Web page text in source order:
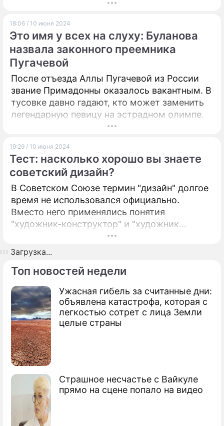
Топ новостей недели
Ужасная гибель за считанные дни:
объявлена катастрофа, которая с
легкостью сотрет с лица Земли
целые страны
Страшное несчастье с Вайкуле
прямо на сцене попало на видео
18:06 / 10 июня 2024
Это имя у всех на слуху: Буланова
назвала законного преемника
Пугачевой
После отъезда Аллы Пугачевой из России
звание Примадонны оказалось вакантным. В
тусовке давно гадают, кто может заменить
легендарную певицу на эстрадном олимпе.
19:29 / 10 июня 2024
Тест: насколько хорошо вы знаете
советский дизайн?
В Советском Союзе термин "дизайн" долгое
время не использовался официально.
Вместо него применялись понятия
"художник-конструктор" и "художник
промышленной графики".
Загрузка...